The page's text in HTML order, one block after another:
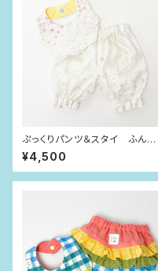
ぷっくりパンツ＆スタイ ふんわ
り花畑（80size）
¥4,500